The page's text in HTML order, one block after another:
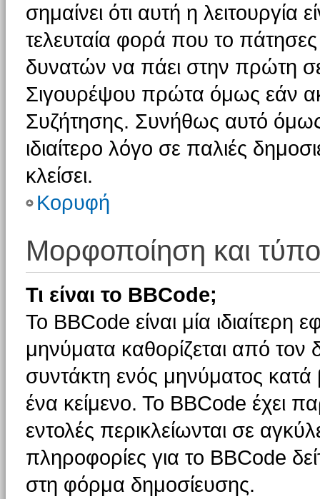
σημαίνει ότι αυτή η λειτουργία
τελευταία φορά που το πάτησες
δυνατών να πάει στην πρώτη
Σιγουρέψου πρώτα όμως εάν
Συζήτησης. Συνήθως αυτό όμως
ιδιαίτερο λόγο σε παλιές
κλείσει.
Κορυφή
Μορφοποίηση και
Τι είναι το BBCode;
Το BBCode είναι μία
μηνύματα καθορίζεται από τον
συντάκτη ενός μηνύματος
ένα κείμενο. Το BBCode έχει
εντολές περικλείωνται σε
πληροφορίες για το BBCode
στη φόρμα δημοσίευσης.